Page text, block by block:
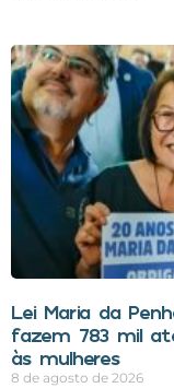
Lei Maria da
fazem 783 mil
às mulheres
8 de agosto de 2026